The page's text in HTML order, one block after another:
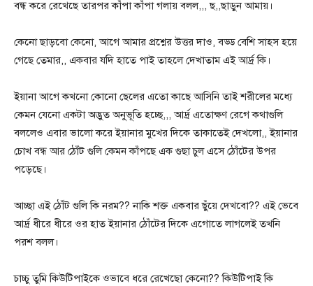
বন্ধ করে রেখেছে তারপর কাঁপা কাঁপা গলায় বলল,,, ছ,,ছাড়ুন আমায়।
কেনো ছাড়বো কেনো, আগে আমার প্রশ্নের উত্তর দাও, বড্ড বেশি সাহস হয়ে
গেছে তেমার,, একবার যদি হাতে পাই তাহলে দেখাতাম এই আর্দ্র কি।
ইয়ানা আগে কখনো কোনো ছেলের এতো কাছে আসিনি তাই শরীলের মধ্যে
কেমন যেনো একটা অদ্ভুত অনুভূতি হচ্ছে,,, আর্দ্র এতোক্ষণ রেগে কথাগুলি
বললেও এবার ভালো করে ইয়ানার মুখের দিকে তাকাতেই দেখলো,, ইয়ানার
চোখ বন্ধ আর ঠোঁট গুলি কেমন কাঁপছে এক গুছা চুল এসে ঠোঁটের উপর
পড়েছে।
আচ্ছা এই ঠোঁট গুলি কি নরম?? নাকি শক্ত একবার ছুঁয়ে দেখবো?? এই ভেবে
আর্দ্র ধীরে ধীরে ওর হাত ইয়ানার ঠোঁটের দিকে এগোতে লাগলেই তখনি
পরশ বলল।
চাচ্চু তুমি কিউটিপাইকে ওভাবে ধরে রেখেছো কেনো?? কিউটিপাই কি